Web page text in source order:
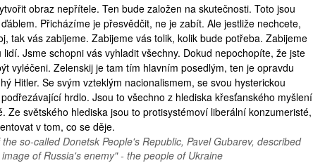
obraz nepřítele. Ten bude založen na skutečnosti. Toto jsou
Přicházíme je přesvědčit, ne je zabít. Ale jestliže nechcete,
tak vás zabijeme. Zabijeme vás tolik, kolik bude potřeba. Zabijeme
Jsme schopni vás vyhladit všechny. Dokud nepochopíte, že jste
vyléčeni. Zelenskij je tam tím hlavním posedlým, ten je opravdu
Hitler. Se svým vzteklým nacionalismem, se svou hysterickou
hrdlo. Jsou to všechno z hlediska křesťanského myšlení
Ze světského hlediska jsou to protisystémoví liberální konzumeristé,
v tom, co se děje.
so-called Donetsk People's Republic, Pavel Gubarev, described
image of Russia's enemy" - the people of Ukraine